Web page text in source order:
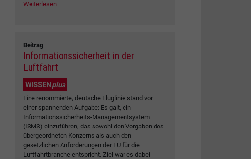
Weiterlesen
Beitrag
Informationssicherheit in der
Luftfahrt
WISSENplus
Eine renommierte, deutsche Fluglinie stand vor
einer spannenden Aufgabe: Es galt, ein
Informationssicherheits-Managementsystem
(ISMS) einzuführen, das sowohl den Vorgaben des
übergeordneten Konzerns als auch den
gesetzlichen Anforderungen der EU für die
Luftfahrtbranche entspricht. Ziel war es dabei